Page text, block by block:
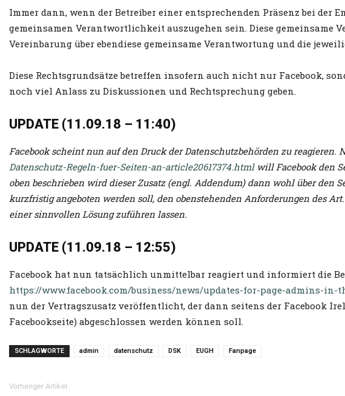
Immer dann, wenn der Betreiber einer entsprechenden Präsenz bei
gemeinsamen Verantwortlichkeit auszugehen sein. Diese gemeinsame
Vereinbarung über ebendiese gemeinsame Verantwortung und die
Diese Rechtsgrundsätze betreffen insofern auch nicht nur Facebook,
noch viel Anlass zu Diskussionen und Rechtsprechung geben.
UPDATE (11.09.18 – 11:40)
Facebook scheint nun auf den Druck der Datenschutzbehörden zu
Datenschutz-Regeln-fuer-Seiten-an-article20617374.htmlwill Facebook den
oben beschrieben wird dieser Zusatz (engl. Addendum) dann wohl über den
kurzfristig angeboten werden soll, den obenstehenden Anforderungen des
einer sinnvollen Lösung zuführen lassen.
UPDATE (11.09.18 – 12:55)
Facebook hat nun tatsächlich unmittelbar reagiert und informiert die
https://www.facebook.com/business/news/updates-for-page-admins-in-
nun der Vertragszusatz veröffentlicht, der dann seitens der Facebook
Facebookseite) abgeschlossen werden können soll.
SCHLAGWORTE admin datenschutz DSK EUGH Fanpage
Vorheriger Artikel